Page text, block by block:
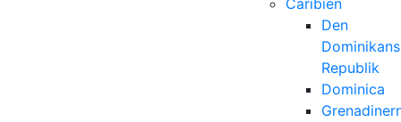
Caribien
Den
Republik
Dominica